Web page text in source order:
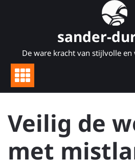
sander-
De ware kracht van stijlvolle
Veilig de
met